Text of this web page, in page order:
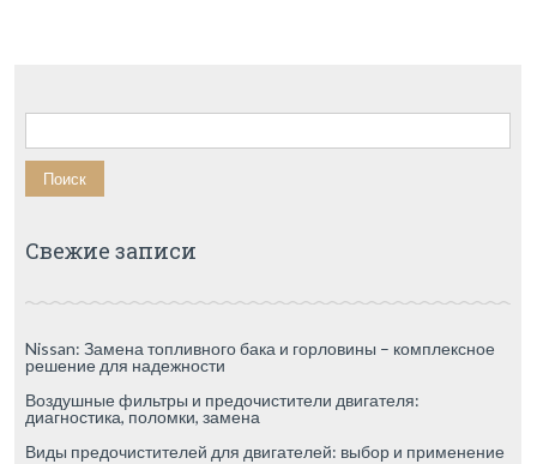
Найти:
Свежие записи
Nissan: Замена топливного бака и горловины – комплексное
решение для надежности
Воздушные фильтры и предочистители двигателя:
диагностика, поломки, замена
Виды предочистителей для двигателей: выбор и применение